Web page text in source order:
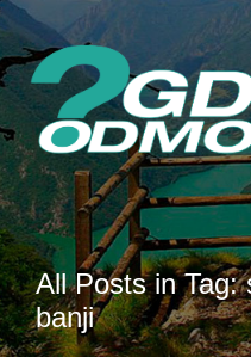
All Posts in Tag:
banji